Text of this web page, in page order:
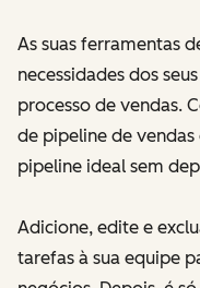
As suas ferramentas
necessidades dos
processo de vendas.
de pipeline de
pipeline ideal sem
Adicione, edite e
tarefas à sua equipe